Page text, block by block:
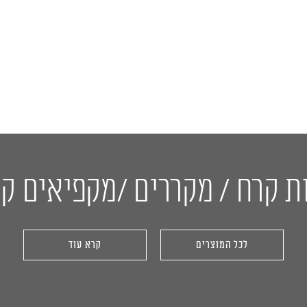
קרח / מקררים /מקפיאים
לכל המוצרים קרא עוד